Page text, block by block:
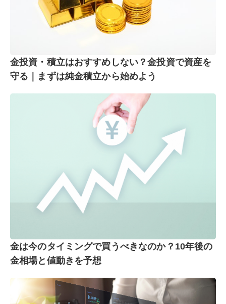
金投資・積立はおすすめしない？金投資で資産を
守る｜まずは純金積立から始めよう
金は今のタイミングで買うべきなのか？10年後の
金相場と値動きを予想